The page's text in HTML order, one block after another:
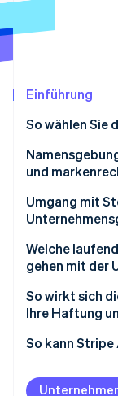
Atlas
Online-
Einführung
So wählen Sie
und
Umgang mit
Verschaffen
steuerliche
Eine
anfordern
Geschätzte
Trennen Sie
Welche
gehen mit der
Jahres- oder
Registrierte
So wirkt sich
Ihre Haftung
So kann
Bei Atlas eine